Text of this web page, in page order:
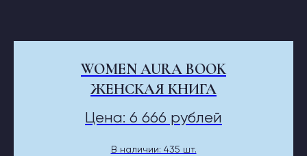
WOMEN AURA BOOK
ЖЕНСКАЯ КНИГА
Цена: 6 666 рублей
В наличии: 435 шт.